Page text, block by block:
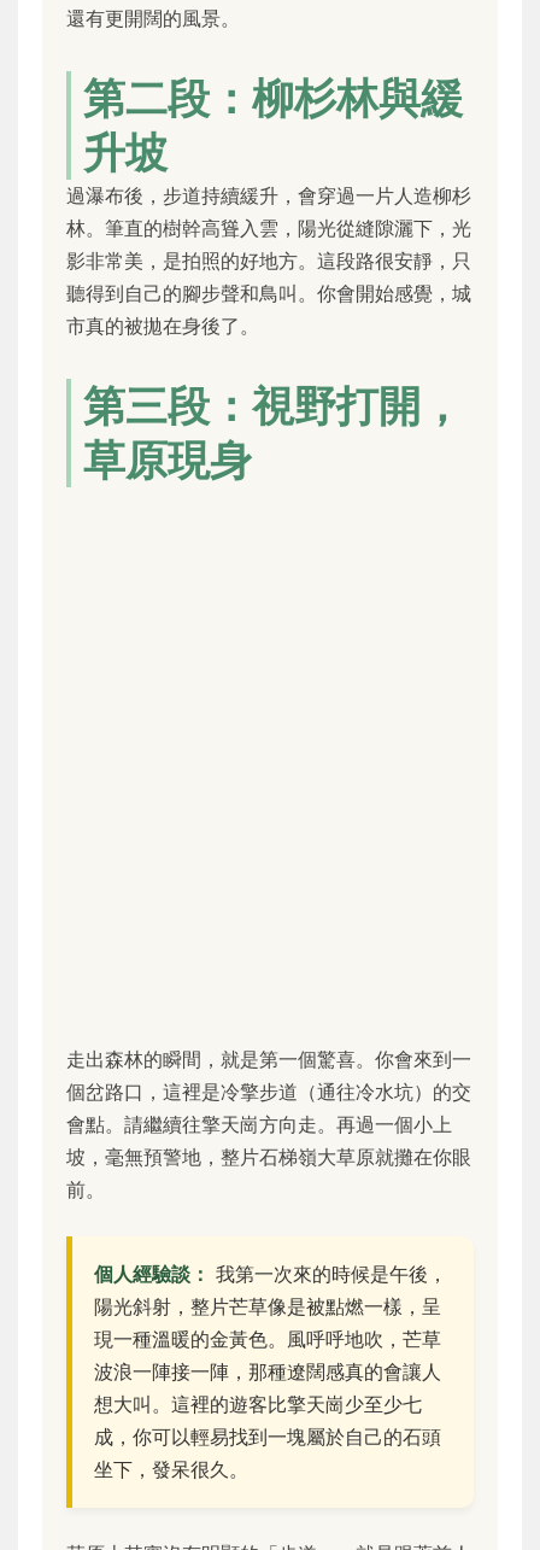
還有更開闊的風景。
第二段：柳杉林與緩
升坡
過瀑布後，步道持續緩升，會穿過一片人造柳杉
林。筆直的樹幹高聳入雲，陽光從縫隙灑下，光
影非常美，是拍照的好地方。這段路很安靜，只
聽得到自己的腳步聲和鳥叫。你會開始感覺，城
市真的被拋在身後了。
第三段：視野打開，
草原現身
走出森林的瞬間，就是第一個驚喜。你會來到一
個岔路口，這裡是冷擎步道（通往冷水坑）的交
會點。請繼續往擎天崗方向走。再過一個小上
坡，毫無預警地，整片石梯嶺大草原就攤在你眼
前。
個人經驗談： 我第一次來的時候是午後，
陽光斜射，整片芒草像是被點燃一樣，呈
現一種溫暖的金黃色。風呼呼地吹，芒草
波浪一陣接一陣，那種遼闊感真的會讓人
想大叫。這裡的遊客比擎天崗少至少七
成，你可以輕易找到一塊屬於自己的石頭
坐下，發呆很久。